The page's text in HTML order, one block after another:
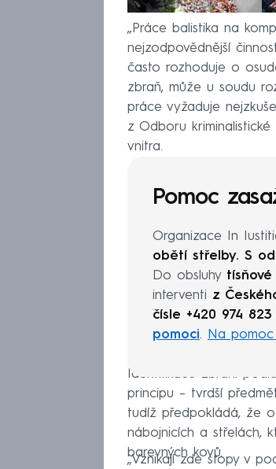
„Práce balistika na
nejzodpovědnější
často rozhoduje o
zbraň, může u soudu
práce vyžaduje
z Odboru
vnitra.
Pomoc
Organizace In
obětí střelby. S
Do obsluhy
interventi z
čísle +420 974 823
pomoci. Na pomoc
Identifikace zbraní
principu – tvrdší
tudíž předpokládá, že
nábojnicích a střelách,
barevných kovů.
„Vznikají zde stopy v